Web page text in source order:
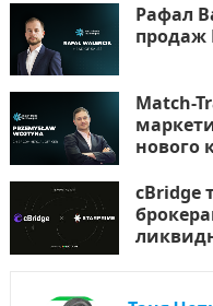
Рафал
продаж
Match-
нового
cBridge